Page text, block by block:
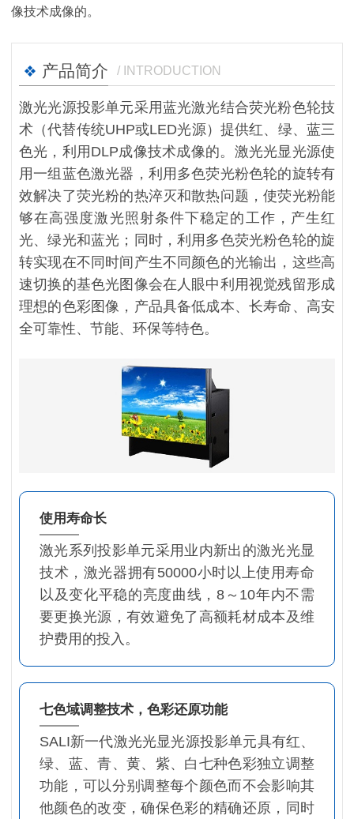
像技术成像的。
产品简介 / INTRODUCTION
激光光源投影单元采用蓝光激光结合荧光粉色轮技
术（代替传统UHP或LED光源）提供红、绿、蓝三
色光，利用DLP成像技术成像的。激光光显光源使
用一组蓝色激光器，利用多色荧光粉色轮的旋转有
效解决了荧光粉的热淬灭和散热问题，使荧光粉能
够在高强度激光照射条件下稳定的工作，产生红
光、绿光和蓝光；同时，利用多色荧光粉色轮的旋
转实现在不同时间产生不同颜色的光输出，这些高
速切换的基色光图像会在人眼中利用视觉残留形成
理想的色彩图像，产品具备低成本、长寿命、高安
全可靠性、节能、环保等特色。
使用寿命长
激光系列投影单元采用业内新出的激光光显
技术，激光器拥有50000小时以上使用寿命
以及变化平稳的亮度曲线，8～10年内不需
要更换光源，有效避免了高额耗材成本及维
护费用的投入。
七色域调整技术，色彩还原功能
SALI新一代激光光显光源投影单元具有红、
绿、蓝、青、黄、紫、白七种色彩独立调整
功能，可以分别调整每个颜色而不会影响其
他颜色的改变，确保色彩的精确还原，同时